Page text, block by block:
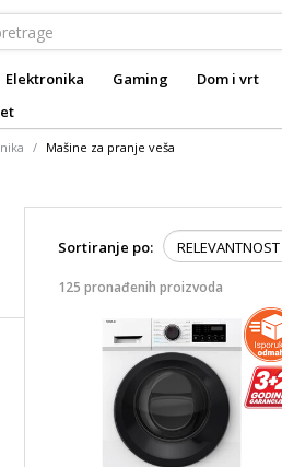
Elektronika Gaming Dom i vrt
Mašine za pranje veša
Sortiranje po:
125 pronađenih proizvoda